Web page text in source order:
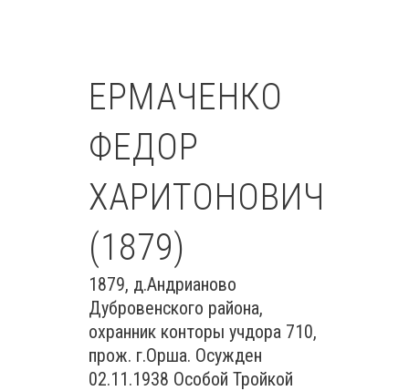
ЕРМАЧЕНКО
ФЕДОР
ХАРИТОНОВИЧ
(1879)
1879, д.Андрианово
Дубровенского района,
охранник конторы учдора 710,
прож. г.Орша. Осужден
02.11.1938 Особой Тройкой